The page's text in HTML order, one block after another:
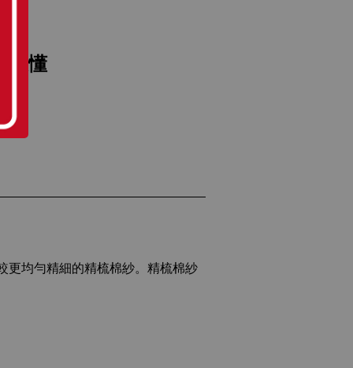
最懂
更均勻精細的精梳棉紗。精梳棉紗